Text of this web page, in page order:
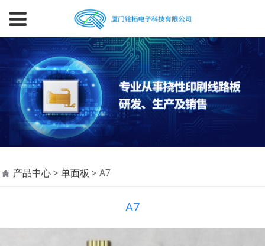
A7
产品中心> 单面板 > A7
A7